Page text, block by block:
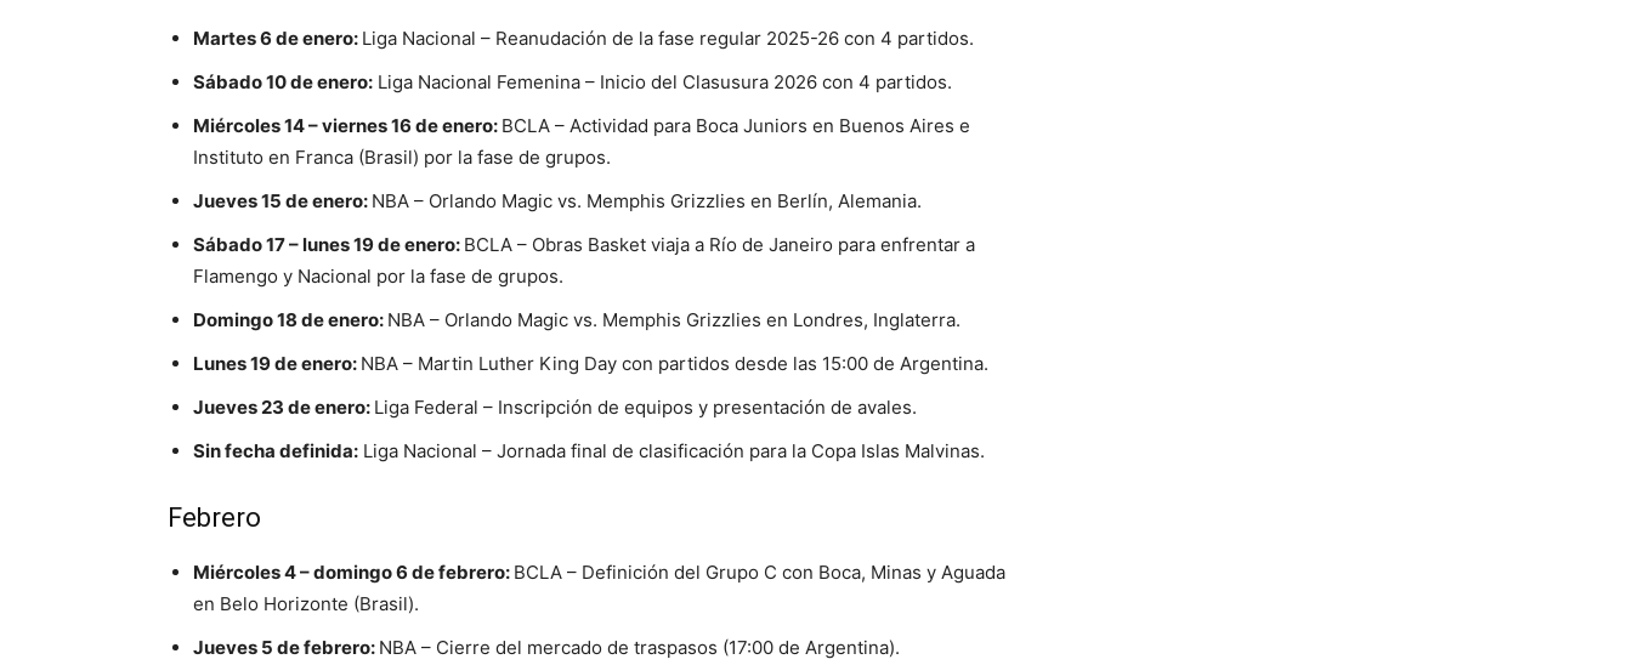
Martes 6 de enero: Liga Nacional – Reanudación de la fase regular 2025-26 con 4 partidos.
Sábado 10 de enero: Liga Nacional Femenina – Inicio del Clasusura 2026 con 4 partidos.
Miércoles 14 – viernes 16 de enero: BCLA – Actividad para Boca Juniors en Buenos Aires e
Instituto en Franca (Brasil) por la fase de grupos.
Jueves 15 de enero: NBA – Orlando Magic vs. Memphis Grizzlies en Berlín, Alemania.
Sábado 17 – lunes 19 de enero: BCLA – Obras Basket viaja a Río de Janeiro para enfrentar a
Flamengo y Nacional por la fase de grupos.
Domingo 18 de enero: NBA – Orlando Magic vs. Memphis Grizzlies en Londres, Inglaterra.
Lunes 19 de enero: NBA – Martin Luther King Day con partidos desde las 15:00 de Argentina.
Jueves 23 de enero: Liga Federal – Inscripción de equipos y presentación de avales.
Sin fecha definida: Liga Nacional – Jornada final de clasificación para la Copa Islas Malvinas.
Febrero
Miércoles 4 – domingo 6 de febrero: BCLA – Definición del Grupo C con Boca, Minas y Aguada
en Belo Horizonte (Brasil).
Jueves 5 de febrero: NBA – Cierre del mercado de traspasos (17:00 de Argentina).